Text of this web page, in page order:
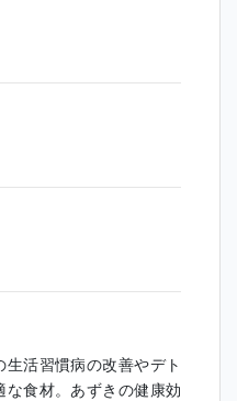
生活習慣病の改善やデト
な食材。あずきの健康効